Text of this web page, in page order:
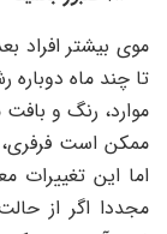
موی بیشتر افراد
تا چند ماه
موارد، رنگ و
ممکن است فرفری،
اما این تغییرات
مجددا اگر از